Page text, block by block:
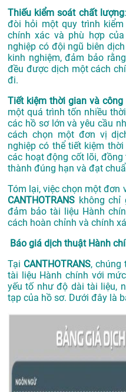
Thiếu kiểm soát chất lượng
đòi hỏi một quy trình
chính xác và phù hợp
nghiệp có đội ngũ biên
kinh nghiệm, đảm bảo
đều được dịch một cách
đi.
Tiết kiệm thời gian và công
một quá trình tốn nhiều
các hồ sơ lớn và yêu cầu
cách chọn một đơn vị
nghiệp có thể tiết kiệm
các hoạt động cốt lõi,
thành đúng hạn và đạt
Tóm lại, việc chọn một đơn
CANTHOTRANS không chỉ
đảm bảo tài liệu Hành
cách hoàn chỉnh và chính
Báo giá dịch thuật Hành
Tại CANTHOTRANS, chúng
tài liệu Hành chính với
yếu tố như độ dài tài liệu,
tạp của hồ sơ. Dưới đây là